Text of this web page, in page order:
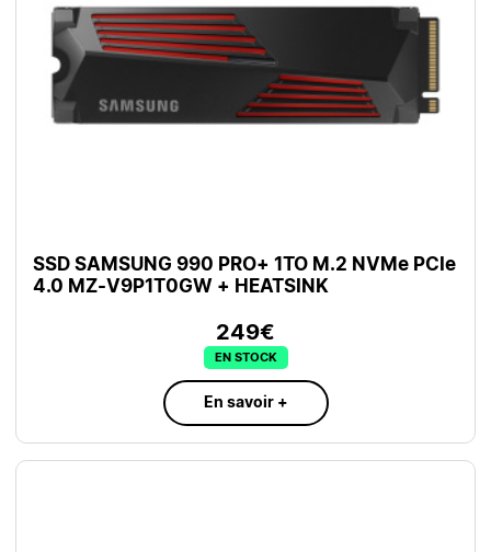
SSD SAMSUNG 990 PRO+ 1TO M.2 NVMe PCIe
4.0 MZ-V9P1T0GW + HEATSINK
249€
EN STOCK
En savoir +